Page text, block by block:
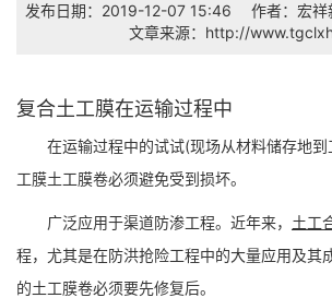
发布日期：2019-12-07 15:46
作者：宏祥
文章来源：http://
复合土工膜在运输过程中
在运输过程中的试试(现场从材料储存地到
工膜土工膜卷必须避免受到损坏。
广泛应用于渠道防渗工程。近年来， 土工
程，尤其是在防洪抢险工程中的大量应用及其
的土工膜卷必须要先修复后。